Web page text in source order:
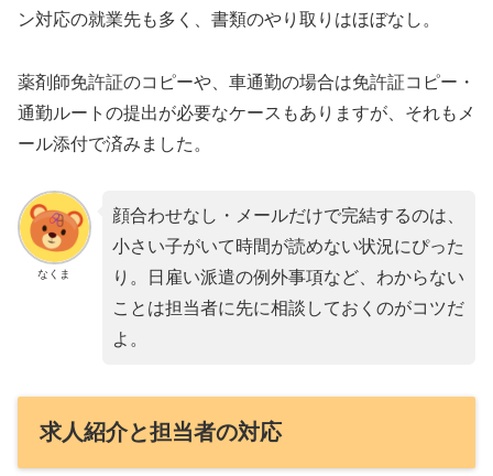
ン対応の就業先も多く、書類のやり取りはほぼなし。
薬剤師免許証のコピーや、車通勤の場合は免許証コピー・
通勤ルートの提出が必要なケースもありますが、それもメ
ール添付で済みました。
なくま
顔合わせなし・メールだけで完結するのは、
小さい子がいて時間が読めない状況にぴった
り。日雇い派遣の例外事項など、わからない
ことは担当者に先に相談しておくのがコツだ
よ。
求人紹介と担当者の対応